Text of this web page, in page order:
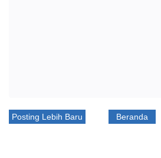
Posting Lebih Baru Beranda